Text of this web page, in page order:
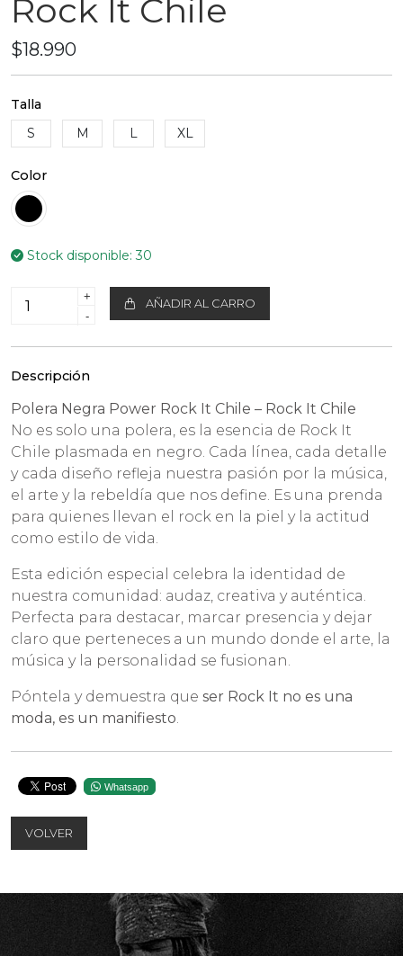
Rock It Chile
$18.990
Talla
S
M L XL
Color
Stock disponible:30
+
-
AÑADIR AL CARRO
Descripción
Polera Negra Power Rock It Chile – Rock It Chile
No es solo una polera, es la esencia de Rock It
Chile plasmada en negro. Cada línea, cada detalle
y cada diseño refleja nuestra pasión por la música,
el arte y la rebeldía que nos define. Es una prenda
para quienes llevan el rock en la piel y la actitud
como estilo de vida.
Esta edición especial celebra la identidad de
nuestra comunidad: audaz, creativa y auténtica.
Perfecta para destacar, marcar presencia y dejar
claro que perteneces a un mundo donde el arte, la
música y la personalidad se fusionan.
Póntela y demuestra que ser Rock It no es una
moda, es un manifiesto.
Whatsapp
VOLVER